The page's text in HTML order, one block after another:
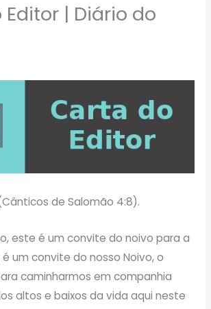
| Diário do
de Salomão 4:8).
este é um convite do noivo para a
é um convite do nosso Noivo, o
caminharmos em companhia
altos e baixos da vida aqui neste